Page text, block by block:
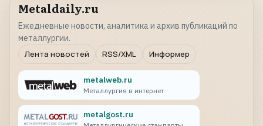
Metaldaily.ru
Ежедневные новости, аналитика и архив публикаций по
металлургии.
Лента новостей
RSS/XML Информер
metalweb.ru
Металлургия в интернет
metalgost.ru